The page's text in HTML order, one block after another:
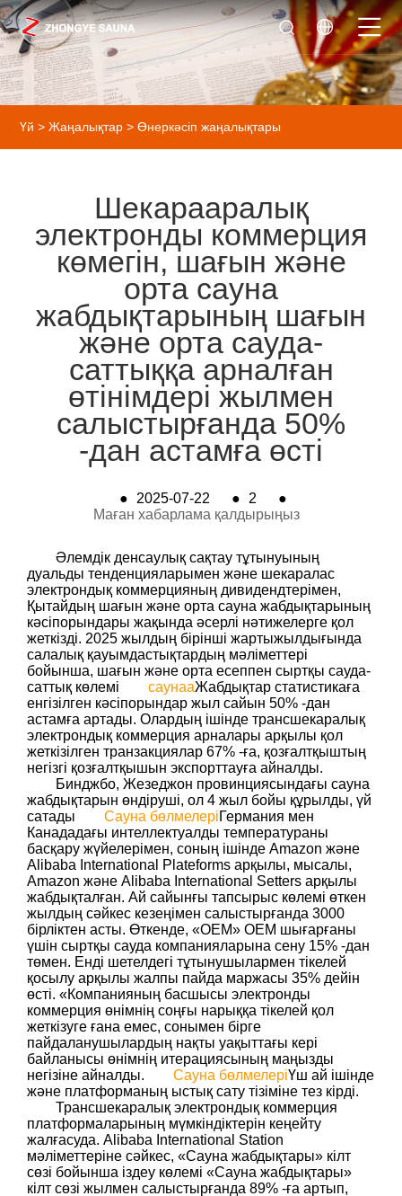
Үй > Жаңалықтар >Өнеркәсіп жаңалықтары
Шекарааралық
электронды коммерция
көмегін, шағын және
орта сауна
жабдықтарының шағын
және орта сауда-
саттыққа арналған
өтінімдері жылмен
салыстырғанда 50%
-дан астамға өсті
● 2025-07-22 ● 2
●
Маған хабарлама қалдырыңыз
Әлемдік денсаулық сақтау тұтынуының
дуальды тенденцияларымен және шекаралас
электрондық коммерцияның дивидендтерімен,
Қытайдың шағын және орта сауна жабдықтарының
кәсіпорындары жақында әсерлі нәтижелерге қол
жеткізді. 2025 жылдың бірінші жартыжылдығында
салалық қауымдастықтардың мәліметтері
бойынша, шағын және орта есеппен сыртқы сауда-
саттық көлемі
саунаaЖабдықтар статистикаға
енгізілген кәсіпорындар жыл сайын 50% -дан
астамға артады. Олардың ішінде трансшекаралық
электрондық коммерция арналары арқылы қол
жеткізілген транзакциялар 67% -ға, қозғалтқыштың
негізгі қозғалтқышын экспорттауға айналды.
Бинджбо, Жезеджон провинциясындағы сауна
жабдықтарын өндіруші, ол 4 жыл бойы құрылды, үй
сатады
Сауна бөлмелеріГермания мен
Канададағы интеллектуалды температураны
басқару жүйелерімен, соның ішінде Amazon және
Alibaba International Plateforms арқылы, мысалы,
Amazon және Alibaba International Setters арқылы
жабдықталған. Ай сайынғы тапсырыс көлемі өткен
жылдың сәйкес кезеңімен салыстырғанда 3000
бірліктен асты. Өткенде, «OEM» OEM шығарғаны
үшін сыртқы сауда компанияларына сену 15% -дан
төмен. Енді шетелдегі тұтынушылармен тікелей
қосылу арқылы жалпы пайда маржасы 35% дейін
өсті. «Компанияның басшысы электронды
коммерция өнімнің соңғы нарыққа тікелей қол
жеткізуге ғана емес, сонымен бірге
пайдаланушылардың нақты уақыттағы кері
байланысы өнімнің итерациясының маңызды
негізіне айналды.
Сауна бөлмелеріҮш ай ішінде
және платформаның ыстық сату тізіміне тез кірді.
Трансшекаралық электрондық коммерция
платформаларының мүмкіндіктерін кеңейту
жалғасуда. Alibaba International Station
мәліметтеріне сәйкес, «Сауна жабдықтары» кілт
сөзі бойынша іздеу көлемі «Сауна жабдықтары»
кілт сөзі жылмен салыстырғанда 89% -ға артып,